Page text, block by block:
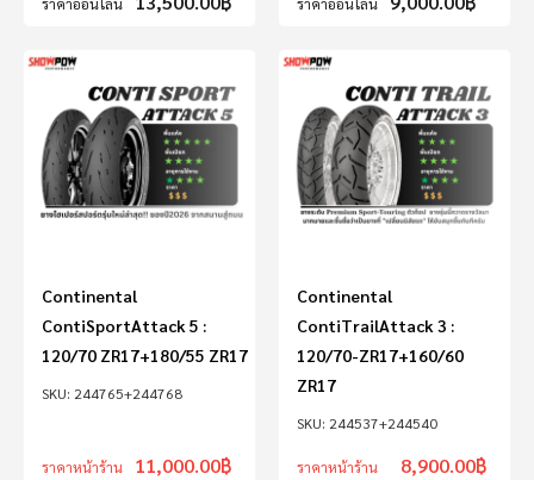
244765+244768
Continental
ContiSportAttack 5 :
120/70 ZR17+180/55 ZR17
ราคาหน้าร้าน 11,000.00฿
244537+244540
Continental
ContiTrailAttack 3 :
120/70-ZR17+160/60
ZR17
ราคาหน้าร้าน 8,900.00฿